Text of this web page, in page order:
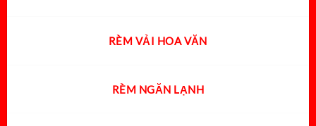
RÈM VẢI HOA VĂN
RÈM NGĂN LẠNH